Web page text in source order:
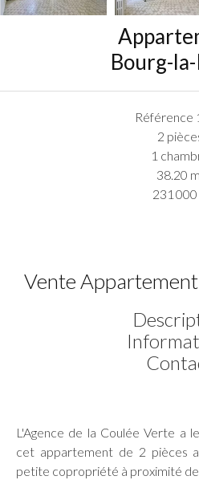
Bourg-
Référence
2
1
38.20
231
Vente
L'Agence de la Coulée Verte a
cet appartement de 2 pièces
petite copropriété à proximité de